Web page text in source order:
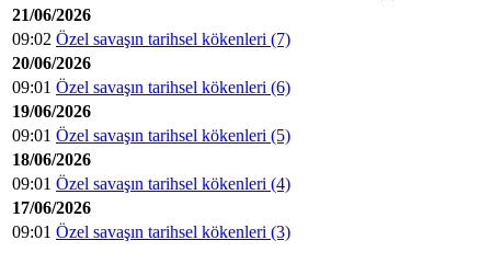
21/06/2026
09:02 Özel savaşın tarihsel kökenleri (7)
20/06/2026
09:01 Özel savaşın tarihsel kökenleri (6)
19/06/2026
09:01 Özel savaşın tarihsel kökenleri (5)
18/06/2026
09:01 Özel savaşın tarihsel kökenleri (4)
17/06/2026
09:01 Özel savaşın tarihsel kökenleri (3)